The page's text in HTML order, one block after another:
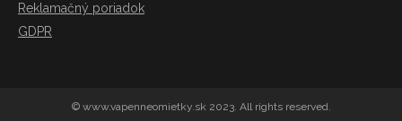
Reklamačný poriadok
GDPR
© www.vapenneomietky.sk 2023. All rights reserved.